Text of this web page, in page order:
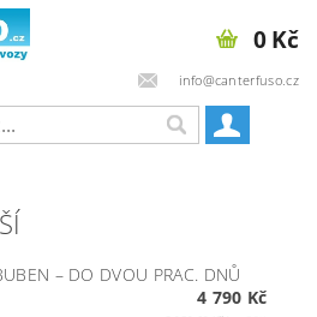
info@canterfuso.cz
0 Kč
– DO DVOU PRAC. DNŮ
4 790 Kč